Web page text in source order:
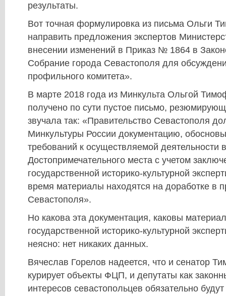
результаты.
Вот точная формулировка из письма Ольги
направить предложения экспертов
внесении изменений в Приказ № 1864 в
Собрание города Севастополя для
профильного комитета».
В марте 2018 года из Минкульта Ольгой
получено по сути пустое письмо,
звучала так: «Правительство Севастополя
Минкультуры России документацию,
требований к осуществляемой деятельности
Достопримечательного места с учетом
государственной историко-культурной
время материалы находятся на доработке в
Севастополя».
Но какова эта документация, каковы
государственной историко-культурной
неясно: нет никаких данных.
Вячеслав Горелов надеется, что и сенатор
курирует объекты ФЦП, и депутаты как
интересов севастопольцев обязательно